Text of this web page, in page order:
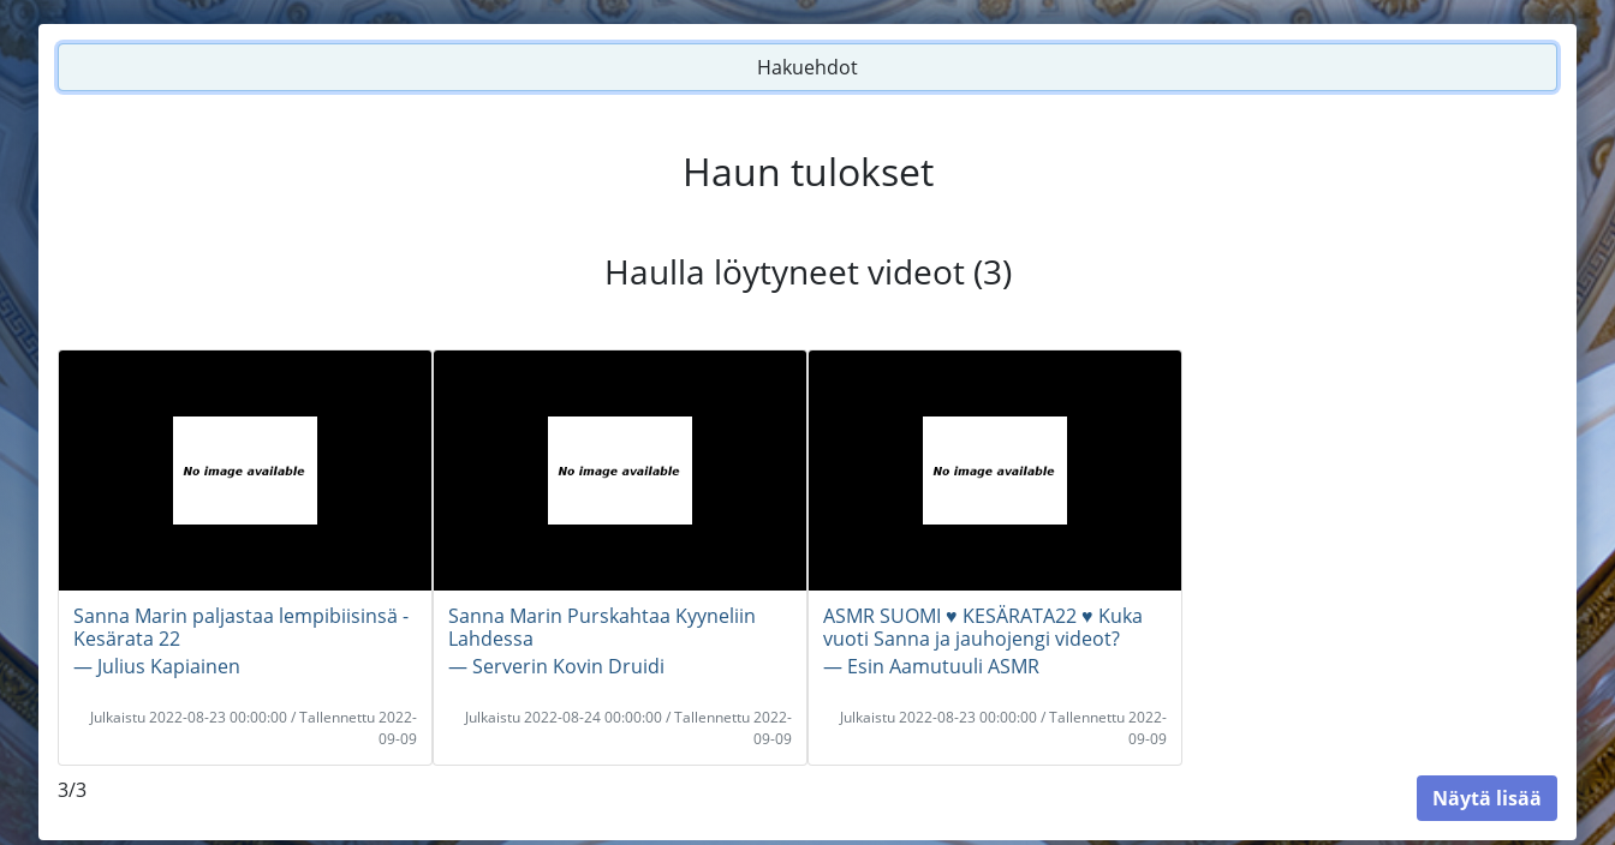
Hakuehdot
Haun tulokset
Haulla löytyneet videot (3)
Sanna Marin paljastaa lempibiisinsä -
Kesärata 22
― Julius Kapiainen
Julkaistu 2022-08-23 00:00:00 / Tallennettu 2022-
09-09
Sanna Marin Purskahtaa Kyyneliin
Lahdessa
― Serverin Kovin Druidi
Julkaistu 2022-08-24 00:00:00 / Tallennettu 2022-
09-09
ASMR SUOMI ♥ KESÄRATA22 ♥ Kuka
vuoti Sanna ja jauhojengi videot?
― Esin Aamutuuli ASMR
Julkaistu 2022-08-23 00:00:00 / Tallennettu 2022-
09-09
3/3 Näytä lisää